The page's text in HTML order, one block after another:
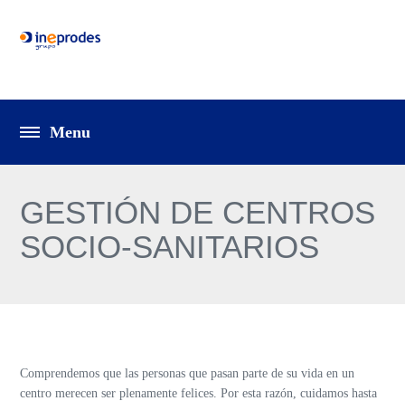
GESTIÓN DE CENTROS
SOCIO-SANITARIOS
Comprendemos que las personas que pasan parte de su vida en un
centro merecen ser plenamente felices. Por esta razón, cuidamos hasta